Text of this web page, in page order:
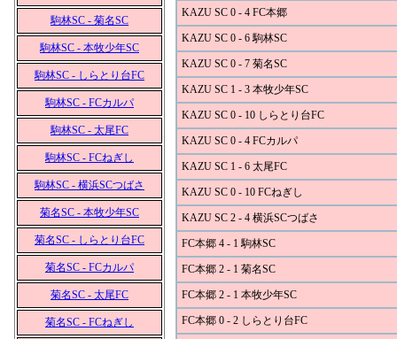
駒林SC - 菊名SC
駒林SC - 本牧少年SC
駒林SC - しらとり台FC
駒林SC - FCカルパ
駒林SC - 太尾FC
駒林SC - FCねぎし
駒林SC - 横浜SCつばさ
菊名SC - 本牧少年SC
菊名SC - しらとり台FC
菊名SC - FCカルパ
菊名SC - 太尾FC
菊名SC - FCねぎし
KAZU SC 0 - 4 FC本郷
KAZU SC 0 - 6 駒林SC
KAZU SC 0 - 7 菊名SC
KAZU SC 1 - 3 本牧少年SC
KAZU SC 0 - 10 しらとり台FC
KAZU SC 0 - 4 FCカルパ
KAZU SC 1 - 6 太尾FC
KAZU SC 0 - 10 FCねぎし
KAZU SC 2 - 4 横浜SCつばさ
FC本郷 4 - 1 駒林SC
FC本郷 2 - 1 菊名SC
FC本郷 2 - 1 本牧少年SC
FC本郷 0 - 2 しらとり台FC